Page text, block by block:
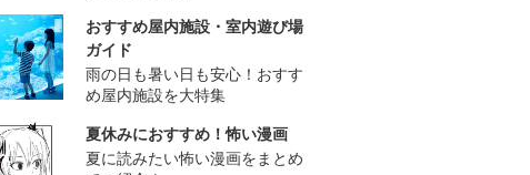
おすすめ屋内施設・室内遊び場
ガイド
雨の日も暑い日も安心！おすす
め屋内施設を大特集
夏休みにおすすめ！怖い漫画
夏に読みたい怖い漫画をまとめ